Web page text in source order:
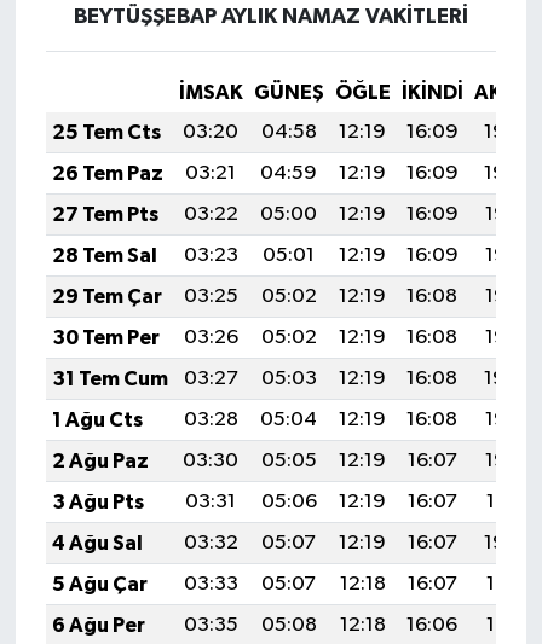
BEYTÜŞŞEBAP AYLIK NAMAZ VAKITLERI
İMSAK GÜNEŞ ÖĞLE İKINDI
25 Tem Cts
03:20 04:58 12:19 16:09
19:29
26 Tem Paz
03:21 04:59 12:19 16:09
19:29
27 Tem Pts
03:22 05:00 12:19 16:09
19:28
28 Tem Sal
03:23 05:01 12:19 16:09
19:27
29 Tem Çar
03:25 05:02 12:19 16:08
19:26
30 Tem Per
03:26 05:02 12:19 16:08
19:25
31 Tem Cum
03:27 05:03 12:19 16:08
19:24
1 Ağu Cts
03:28 05:04 12:19 16:08
19:23
2 Ağu Paz
03:30 05:05 12:19 16:07
19:22
3 Ağu Pts
03:31 05:06 12:19 16:07
19:21
4 Ağu Sal
03:32 05:07 12:19 16:07
19:20
5 Ağu Çar
03:33 05:07 12:18 16:07
19:19
6 Ağu Per
03:35 05:08 12:18 16:06
19:18